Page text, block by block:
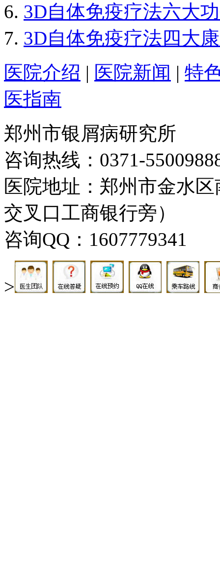
3D自体免疫疗法六大
3D自体免疫疗法四大
医院介绍 | 医院新闻 | 特
医指南
郑州市银屑病研究所
咨询热线：0371-
医院地址：郑州市金水
交叉口工商银行旁）
咨询QQ：1607779341
>